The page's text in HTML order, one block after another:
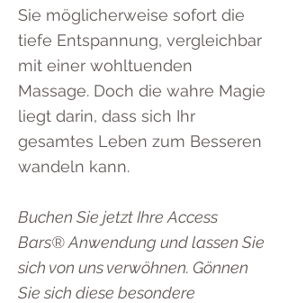
Sie möglicherweise sofort die
tiefe Entspannung, vergleichbar
mit einer wohltuenden
Massage. Doch die wahre Magie
liegt darin, dass sich Ihr
gesamtes Leben zum Besseren
wandeln kann.
Buchen Sie jetzt Ihre Access
Bars® Anwendung und lassen Sie
sich von uns verwöhnen. Gönnen
Sie sich diese besondere